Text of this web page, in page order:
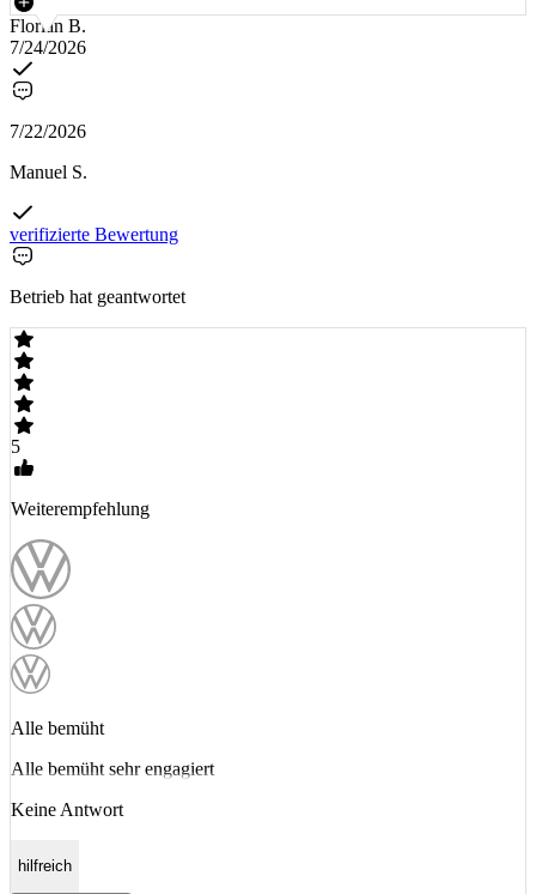
Florian B.
7/24/2026
7/22/2026
Manuel S.
verifizierte Bewertung
Betrieb hat geantwortet
5
Weiterempfehlung
Alle bemüht
Alle bemüht sehr engagiert
Keine Antwort
hilfreich